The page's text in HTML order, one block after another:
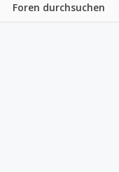
Foren durchsuchen